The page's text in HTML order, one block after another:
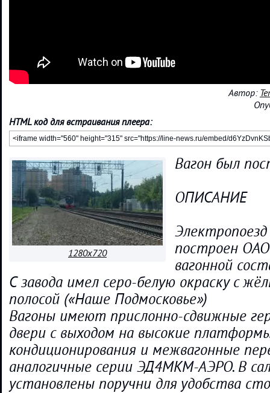
Автор:
HTML код для встраивания плеера:
1280x720
Вагон был
ОПИСАНИЕ
построен
вагонной
С завода имел серо-белую окраску с
полосой («Hаше Подмосковье»)
Вагоны имеют прислонно-сдвижные
двери с выходом на высокие
кондиционирования и межвагонные
аналогичные серии ЭД4МКМ-АЭРО. В
установлены поручни для удобства